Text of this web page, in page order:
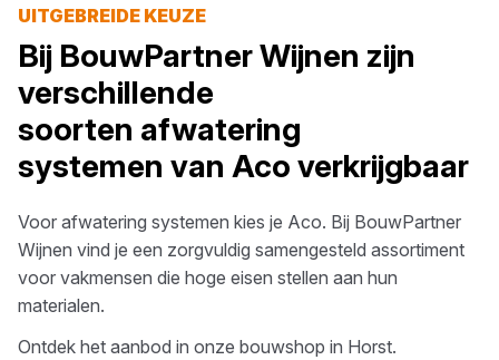
UITGEBREIDE KEUZE
Bij BouwPartner Wijnen zijn
verschillende
soorten afwatering
systemen van Aco verkrijgbaar
Voor afwatering systemen kies je Aco. Bij BouwPartner
Wijnen vind je een zorgvuldig samengesteld assortiment
voor vakmensen die hoge eisen stellen aan hun
materialen.
Ontdek het aanbod in onze bouwshop in Horst.